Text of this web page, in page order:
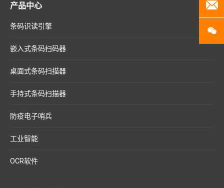
产品中心
条码识读引擎
嵌入式条码扫码器
桌面式条码扫描器
手持式条码扫描器
防疫电子哨兵
工业智能
OCR软件
扫